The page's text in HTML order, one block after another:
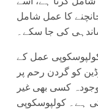
کا عمل شامل
کی جا سکے۔
عمل کے
کو گردن رحم پر
کسی بھی غیر
ہے۔ کولپوسکوپی